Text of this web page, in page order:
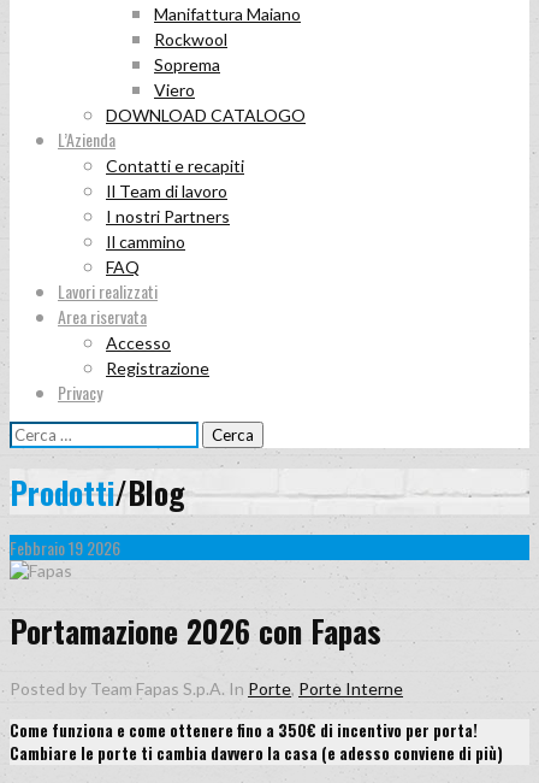
Manifattura Maiano
Rockwool
Soprema
Viero
DOWNLOAD CATALOGO
L’Azienda
Contatti e recapiti
Il Team di lavoro
I nostri Partners
Il cammino
FAQ
Lavori realizzati
Area riservata
Accesso
Registrazione
Privacy
Ricerca
per:
Prodotti/Blog
Febbraio192026
Portamazione 2026 con Fapas
Posted by Team Fapas S.p.A. In Porte, Porte Interne
Come funziona e come ottenere fino a 350€ di incentivo per porta!
Cambiare le porte ti cambia davvero la casa (e adesso conviene di più)